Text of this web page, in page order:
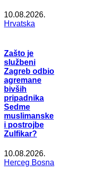
10.08.2026.
Hrvatska
Zašto je
službeni
Zagreb odbio
agremane
bivših
pripadnika
Sedme
muslimanske
i postrojbe
Zulfikar?
10.08.2026.
Herceg Bosna